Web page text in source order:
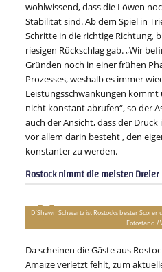
wohlwissend, dass die Löwen
Stabilität sind. Ab dem Spiel in
Schritte in die richtige Richtung,
riesigen Rückschlag gab. „Wir
Gründen noch in einer frühen
Prozesses, weshalb es immer
Leistungsschwankungen
nicht konstant abrufen“, so der
auch der Ansicht, dass der
vor allem darin besteht , den
konstanter zu werden.
Rostock nimmt die meisten Dreier
D’Shawn Schwartz ist Rostocks bester
Fotostand /
Da scheinen die Gäste aus
Amaize verletzt fehlt, zum